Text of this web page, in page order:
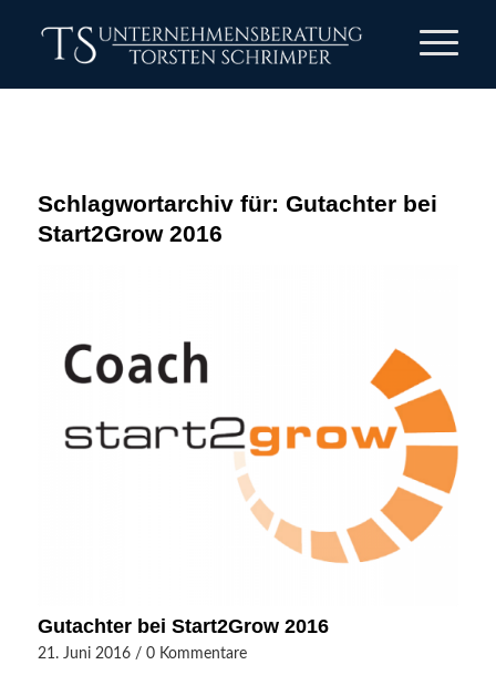
Schlagwortarchiv für: Gutachter bei
Start2Grow 2016
Gutachter bei Start2Grow 2016
21. Juni 2016 / 0 Kommentare